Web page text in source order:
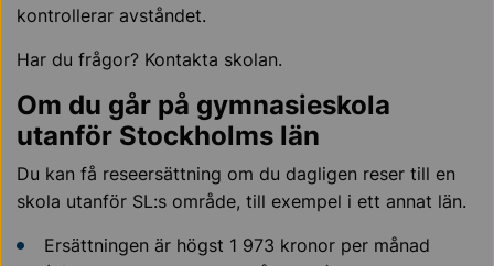
kontrollerar avståndet.
Har du frågor? Kontakta skolan.
Om du går på gymnasieskola
utanför Stockholms län
Du kan få reseersättning om du dagligen reser till en
skola utanför SL:s område, till exempel i ett annat län.
Ersättningen är högst 1 973 kronor per månad